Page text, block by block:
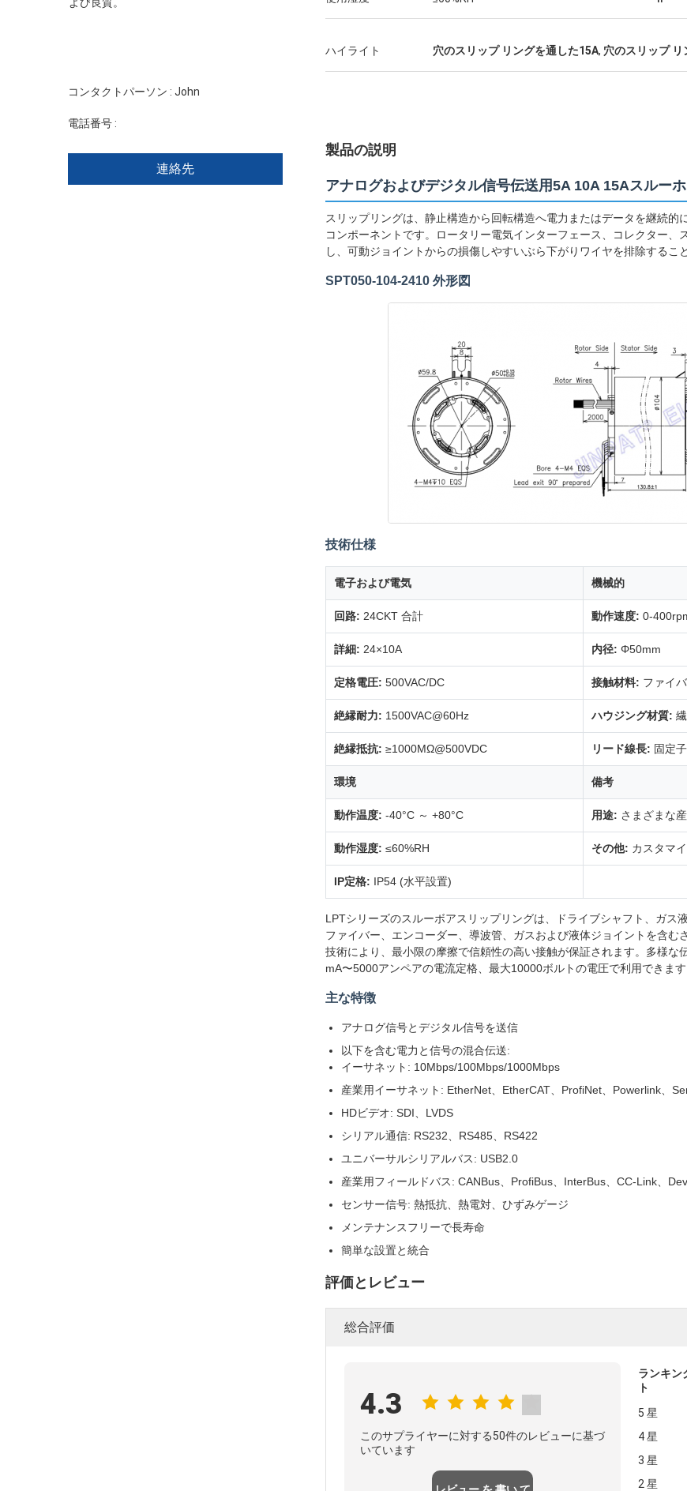
コンタクトパーソン : John
電話番号 :
連絡先
ハイライト 穴のスリップ リングを通した15A, 穴のスリップ
製品の説明
アナログおよびデジタル信号伝送用5A 10A 15Aスルー
スリップリングは、静止構造から回転構造へ電力またはデータを継続
コンポーネントです。ロータリー電気インターフェース、コレクター
し、可動ジョイントからの損傷しやすいぶら下がりワイヤを排除するこ
SPT050-104-2410 外形図
技術仕様
電子および電気 機械的
回路: 24CKT 合計 動作速度: 0-
詳細: 24×10A 内径: Φ50mm
定格電圧: 500VAC/DC 接触材料: ファイ
絶縁耐力: 1500VAC@60Hz ハウジング材質:
絶縁抵抗: ≥1000MΩ@500VDC リード線長: 固定
環境 備考
動作温度: -40°C ～ +80°C 用途: さまざまな
動作湿度: ≤60%RH その他: カスタマ
IP定格: IP54 (水平設置)
LPTシリーズのスルーボアスリップリングは、ドライブシャフト、ガス
ファイバー、エンコーダー、導波管、ガスおよび液体ジョイントを含
技術により、最小限の摩擦で信頼性の高い接触が保証されます。多様な
mA〜5000アンペアの電流定格、最大10000ボルトの電圧で利用できます
主な特徴
アナログ信号とデジタル信号を送信
以下を含む電力と信号の混合伝送:
イーサネット: 10Mbps/100Mbps/1000Mbps
産業用イーサネット: EtherNet、EtherCAT、ProfiNet、Powerlink、
HDビデオ: SDI、LVDS
シリアル通信: RS232、RS485、RS422
ユニバーサルシリアルバス: USB2.0
産業用フィールドバス: CANBus、ProfiBus、InterBus、CC-Link、
センサー信号: 熱抵抗、熱電対、ひずみゲージ
メンテナンスフリーで長寿命
簡単な設置と統合
評価とレビュー
総合評価
4.3
このサプライヤーに対する50件のレビューに基づ
いています
ランキン
ト
5 星
4 星
3 星
2 星